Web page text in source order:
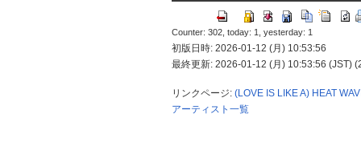
Counter: 302, today: 1, yesterday: 1
初版日時: 2026-01-12 (月) 10:53:56
最終更新: 2026-01-12 (月) 10:53:56 (JST)
リンクページ: (LOVE IS LIKE A) HEAT
アーティスト一覧